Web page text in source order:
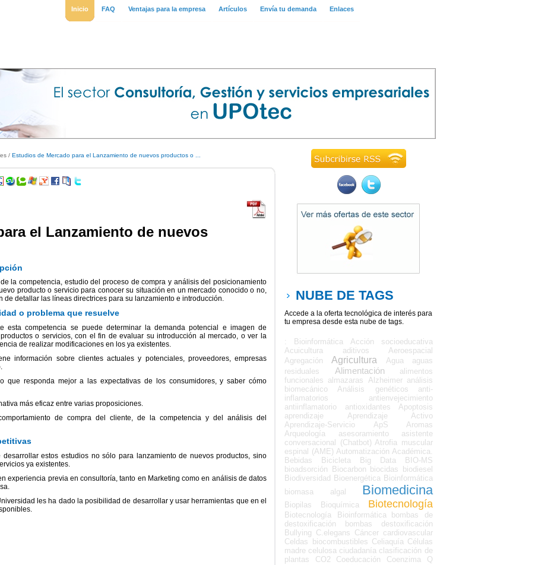
Inicio FAQ Ventajas para la empresa Artículos Envía tu demanda Enlaces
/ Estudios de Mercado para el Lanzamiento de nuevos productos o ...
el Lanzamiento de nuevos
de la competencia, estudio del proceso de compra y análisis del posicionamiento
producto o servicio para conocer su situación en un mercado conocido o no,
de detallar las líneas directrices para su lanzamiento e introducción.
o problema que resuelve
esta competencia se puede determinar la demanda potencial e imagen de
o servicios, con el fin de evaluar su introducción al mercado, o ver la
de realizar modificaciones en los ya existentes.
información sobre clientes actuales y potenciales, proveedores, empresas
que responda mejor a las expectativas de los consumidores, y saber cómo
más eficaz entre varias proposiciones.
de compra del cliente, de la competencia y del análisis del
estos estudios no sólo para lanzamiento de nuevos productos, sino
ya existentes.
experiencia previa en consultoría, tanto en Marketing como en análisis de datos
les ha dado la posibilidad de desarrollar y usar herramientas que en el
NUBE DE TAGS
Accede a la oferta tecnológica de interés para
tu empresa desde esta nube de tags.
: Bioinformática
Acción socioeducativa
Acuicultura
aditivos
Aeroespacial
Agregación
Agricultura Agua
aguas
residuales
Alimentación
alimentos
funcionales almazaras Alzheimer análisis
biomecánico
Análisis genéticos
anti-
inflamatorios
antienvejecimiento
antiinflamatorio
antioxidantes
Apoptosis
aprendizaje
Aprendizaje Activo
Aprendizaje-Servicio
ApS
Aromas
Arqueología
asesoramiento
asistente
conversacional (Chatbot) Atrofia muscular
espinal (AME) Automatización Académica.
Bebidas
Bicicleta Big Data
BIO-MS
bioadsorción
Biocarbon biocidas
biodiesel
Biodiversidad
Bioenergética Bioinformática
biomasa algal
Biomedicina
Biopilas Bioquímica Biotecnología
Biotecnología Bioinformática
bombas de
destoxificación
bombas destoxificación
Bullying C.elegans Cáncer cardiovascular
Celdas biocombustibles Celiaquía Células
madre celulosa ciudadanía clasificación de
plantas
CO2 Coeducación
Coenzima Q